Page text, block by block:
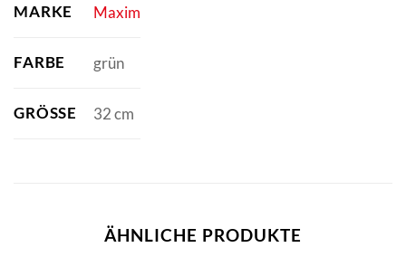
MARKE Maxim
FARBE grün
GRÖSSE 32 cm
ÄHNLICHE PRODUKTE